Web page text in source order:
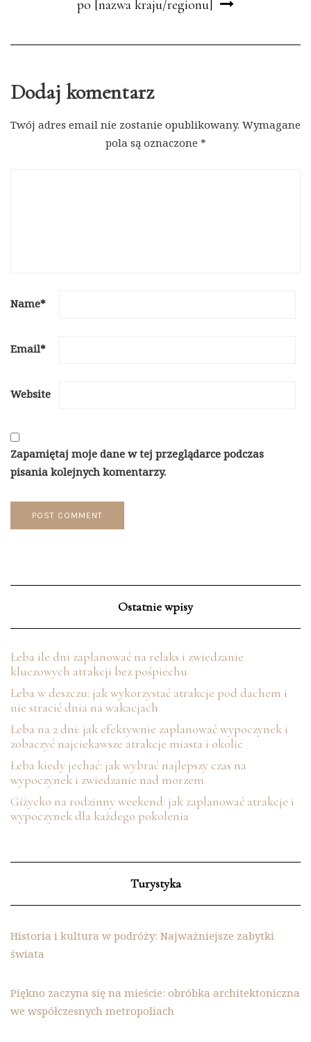
po [nazwa kraju/regionu]
Dodaj komentarz
Twój adres email nie zostanie opublikowany. Wymagane
pola są oznaczone *
Name*
Email*
Website
Zapamiętaj moje dane w tej przeglądarce podczas
pisania kolejnych komentarzy.
Ostatnie wpisy
Łeba ile dni zaplanować na relaks i zwiedzanie
kluczowych atrakcji bez pośpiechu
Łeba w deszczu: jak wykorzystać atrakcje pod dachem i
nie stracić dnia na wakacjach
Łeba na 2 dni: jak efektywnie zaplanować wypoczynek i
zobaczyć najciekawsze atrakcje miasta i okolic
Łeba kiedy jechać: jak wybrać najlepszy czas na
wypoczynek i zwiedzanie nad morzem
Giżycko na rodzinny weekend: jak zaplanować atrakcje i
wypoczynek dla każdego pokolenia
Turystyka
Historia i kultura w podróży: Najważniejsze zabytki
świata
Piękno zaczyna się na mieście: obróbka architektoniczna
we współczesnych metropoliach